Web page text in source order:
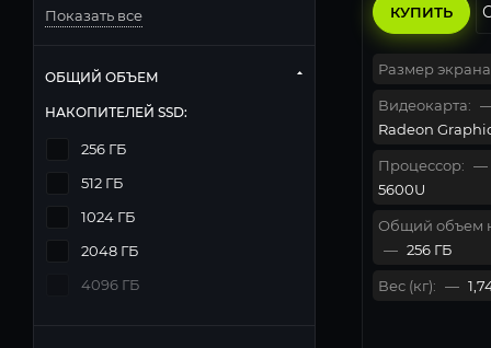
КУПИТЬ
Размер
Видеокарта:
Radeon
Процессор: —
5600U
Общий объем
— 256 ГБ
Вес (кг): —
Показать все
ОБЩИЙ ОБЪЕМ
НАКОПИТЕЛЕЙ SSD:
256 ГБ
512 ГБ
1024 ГБ
2048 ГБ
4096 ГБ